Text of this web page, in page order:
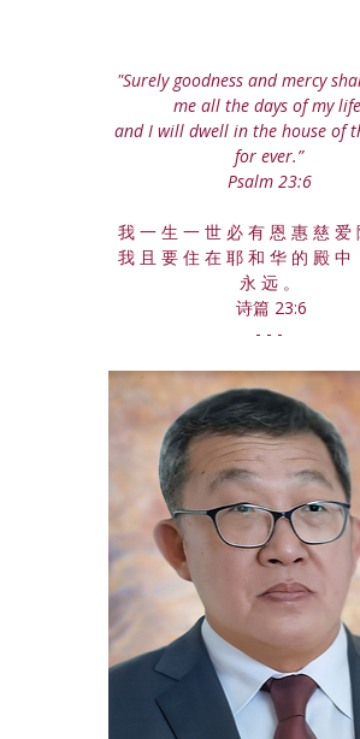
"Surely goodness and mercy
me all the days of my
and I will dwell in the house of
for ever.”
Psalm 23:6
我 一 生 一 世 必 有 恩 惠 慈 爱
我 且 要 住 在 耶 和 华 的 殿 中
永 远 。
诗篇 23:6
- - -